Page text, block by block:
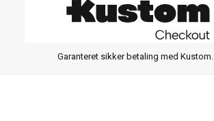
Garanteret sikker betaling med Kustom.